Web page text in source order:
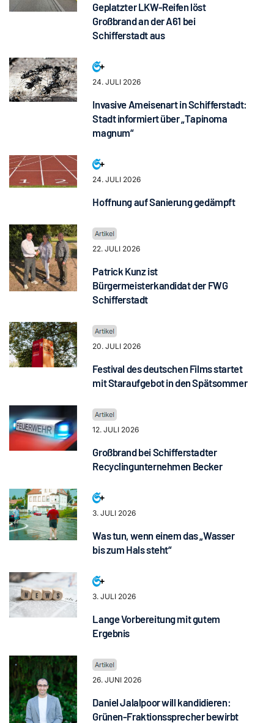
Geplatzter LKW-Reifen löst
Großbrand an der A61 bei
Schifferstadt aus
24. JULI 2026
Invasive Ameisenart in Schifferstadt:
Stadt informiert über „Tapinoma
magnum“
24. JULI 2026
Hoffnung auf Sanierung gedämpft
22. JULI 2026
Patrick Kunz ist
Bürgermeisterkandidat der FWG
Schifferstadt
20. JULI 2026
Festival des deutschen Films startet
mit Staraufgebot in den Spätsommer
12. JULI 2026
Großbrand bei Schifferstadter
Recyclingunternehmen Becker
3. JULI 2026
Was tun, wenn einem das „Wasser
bis zum Hals steht“
3. JULI 2026
Lange Vorbereitung mit gutem
Ergebnis
26. JUNI 2026
Daniel Jalalpoor will kandidieren:
Grünen-Fraktionssprecher bewirbt